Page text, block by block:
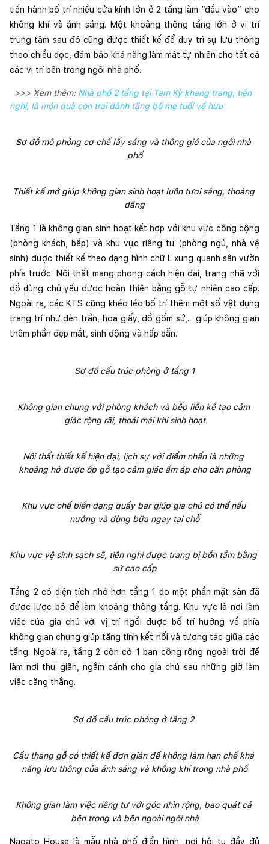
tiến hành bố trí nhiều cửa kính lớn ở 2 tầng làm “đầu vào” cho
không khí và ánh sáng. Một khoảng thông tầng lớn ở vị trí
trung tâm sau đó cũng được thiết kế để duy trì sự lưu thông
theo chiều dọc, đảm bảo khả năng làm mát tự nhiên cho tất cả
các vị trí bên trong ngôi nhà phố.
>>> Xem thêm: Nhà phố 2 tầng tại Tam Kỳ khang trang, tiện
nghi, là món quà con trai dành tặng bố mẹ tuổi về hưu
Sơ đồ mô phỏng cơ chế lấy sáng và thông gió của ngôi nhà
phố
Thiết kế mở giúp không gian sinh hoạt luôn tươi sáng, thoáng
đãng
Tầng 1 là không gian sinh hoạt kết hợp với khu vực công cộng
(phòng khách, bếp) và khu vực riêng tư (phòng ngủ, nhà vệ
sinh) được thiết kế theo dạng hình chữ L xung quanh sân vườn
phía trước. Nội thất mang phong cách hiện đại, trang nhã với
đồ dùng chủ yếu được hoàn thiện bằng gỗ tự nhiên cao cấp.
Ngoài ra, các KTS cũng khéo léo bố trí thêm một số vật dụng
trang trí như đèn trần, hoa giấy, đồ gốm sứ,... giúp không gian
thêm phần đẹp mắt, sinh động và hấp dẫn.
Sơ đồ cấu trúc phòng ở tầng 1
Không gian chung với phòng khách và bếp liền kề tạo cảm
giác rộng rãi, thoải mái khi sinh hoạt
Nội thất thiết kế hiện đại, lịch sự với điểm nhấn là những
khoảng hở được ốp gỗ tạo cảm giác ấm áp cho căn phòng
Khu vực chế biến dạng quầy bar giúp gia chủ có thể nấu
nướng và dùng bữa ngay tại chỗ
Khu vực vệ sinh sạch sẽ, tiện nghi được trang bị bồn tắm bằng
sứ cao cấp
Tầng 2 có diện tích nhỏ hơn tầng 1 do một phần mặt sàn đã
được lược bỏ để làm khoảng thông tầng. Khu vực là nơi làm
việc của gia chủ với vị trí ngồi được bố trí hướng về phía
không gian chung giúp tăng tính kết nối và tương tác giữa các
tầng. Ngoài ra, tầng 2 còn có 1 ban công rộng ngoài trời để
làm nơi thư giãn, ngắm cảnh cho gia chủ sau những giờ làm
việc căng thẳng.
Sơ đồ cấu trúc phòng ở tầng 2
Cầu thang gỗ có thiết kế đơn giản để không làm hạn chế khả
năng lưu thông của ánh sáng và không khí trong nhà phố
Không gian làm việc riêng tư với góc nhìn rộng, bao quát cả
bên trong và bên ngoài ngôi nhà
Nagato House là mẫu nhà phố điển hình, nơi hội tụ đầy đủ